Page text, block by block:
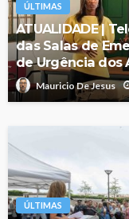
ÚLTIMAS
ATUALIDADE |
das Salas de
de Urgência dos
Mauricio De Jesus
ÚLTIMAS